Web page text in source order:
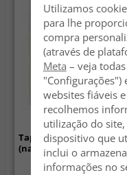
Tapete de lã - Dhurry
(natureza)
Utilizamos
para lhe
compra
(através de
Meta – veja
"Configurações")
websites fiáveis
recolhemos
utilização do
dispositivo que
inclui o
informações no